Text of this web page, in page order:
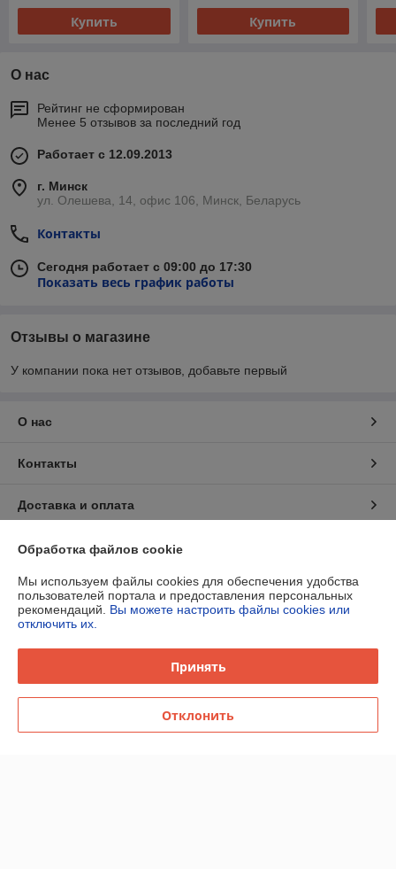
Купить Купить
О нас
Рейтинг не сформирован
Менее 5 отзывов за последний год
Работает с 12.09.2013
г. Минск
ул. Олешева, 14, офис 106, Минск, Беларусь
Контакты
Сегодня работает с 09:00 до 17:30
Показать весь график работы
Отзывы о магазине
У компании пока нет отзывов, добавьте первый
О нас
Контакты
Доставка и оплата
График работы
Полная версия сайта
Политика обработки cookies
Сайт создан на платформе Deal.by
Обработка файлов cookie
Мы используем файлы cookies для обеспечения удобства
пользователей портала и предоставления персональных
рекомендаций. Вы можете настроить файлы cookies или
отключить их.
Принять
Отклонить